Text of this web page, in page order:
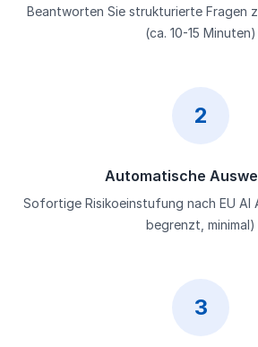
Beantworten Sie strukturierte Fragen
(ca. 10-15 Minuten)
2
Automatische
Sofortige Risikoeinstufung nach EU AI
begrenzt, minimal)
3